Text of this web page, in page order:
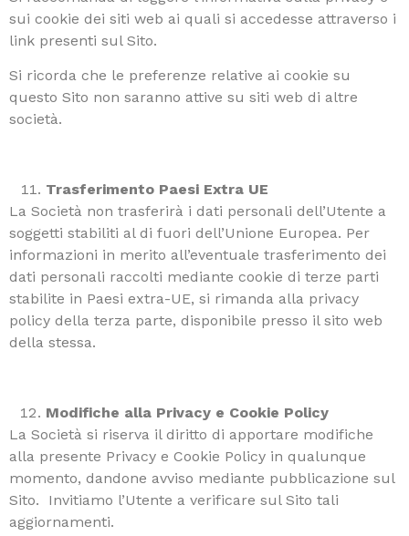
sui cookie dei siti web ai quali si accedesse attraverso i
link presenti sul Sito.
Si ricorda che le preferenze relative ai cookie su
questo Sito non saranno attive su siti web di altre
società.
Trasferimento Paesi Extra UE
La Società non trasferirà i dati personali dell’Utente a
soggetti stabiliti al di fuori dell’Unione Europea. Per
informazioni in merito all’eventuale trasferimento dei
dati personali raccolti mediante cookie di terze parti
stabilite in Paesi extra-UE, si rimanda alla privacy
policy della terza parte, disponibile presso il sito web
della stessa.
Modifiche alla Privacy e Cookie Policy
La Società si riserva il diritto di apportare modifiche
alla presente Privacy e Cookie Policy in qualunque
momento, dandone avviso mediante pubblicazione sul
Sito. Invitiamo l’Utente a verificare sul Sito tali
aggiornamenti.